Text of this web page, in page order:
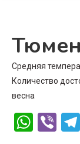
Средняя
Количество
весна